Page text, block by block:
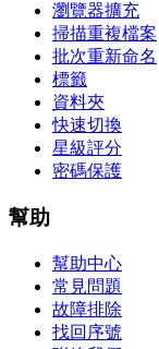
瀏覽器擴充
掃描重複檔案
批次重新命名
標籤
資料夾
快速切換
星級評分
密碼保護
幫助
幫助中心
常見問題
故障排除
找回序號